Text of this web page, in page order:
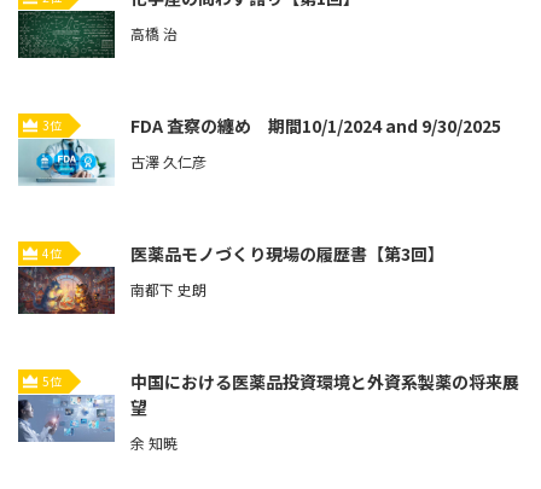
高橋 治
3位 FDA 査察の纏め 期間10/1/2024 and 9/30/2025
古澤 久仁彦
4位 医薬品モノづくり現場の履歴書【第3回】
南都下 史朗
5位
中国における医薬品投資環境と外資系製薬の将来展
望
余 知暁